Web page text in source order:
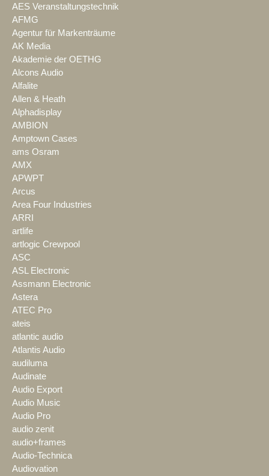
AES Veranstaltungstechnik
AFMG
Agentur für Markenträume
AK Media
Akademie der OETHG
Alcons Audio
Alfalite
Allen & Heath
Alphadisplay
AMBION
Amptown Cases
ams Osram
AMX
APWPT
Arcus
Area Four Industries
ARRI
artlife
artlogic Crewpool
ASC
ASL Electronic
Assmann Electronic
Astera
ATEC Pro
ateis
atlantic audio
Atlantis Audio
audiluma
Audinate
Audio Export
Audio Music
Audio Pro
audio zenit
audio+frames
Audio-Technica
Audiovation